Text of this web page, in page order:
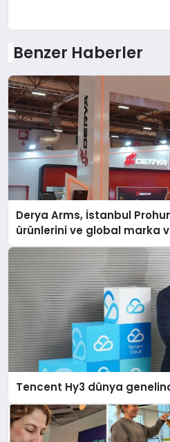
Benzer Haberler
Derya Arms, İstanbul
ürünlerini ve global marka
Tencent Hy3 dünya